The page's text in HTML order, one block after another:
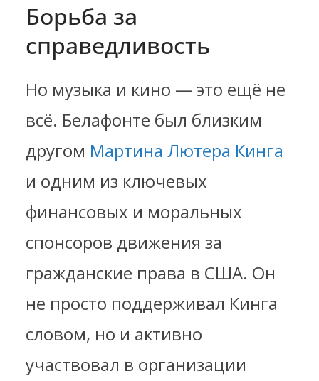
Борьба за
справедливость
Но музыка и кино — это ещё не
всё. Белафонте был близким
другом Мартина Лютера Кинга
и одним из ключевых
финансовых и моральных
спонсоров движения за
гражданские права в США. Он
не просто поддерживал Кинга
словом, но и активно
участвовал в организации